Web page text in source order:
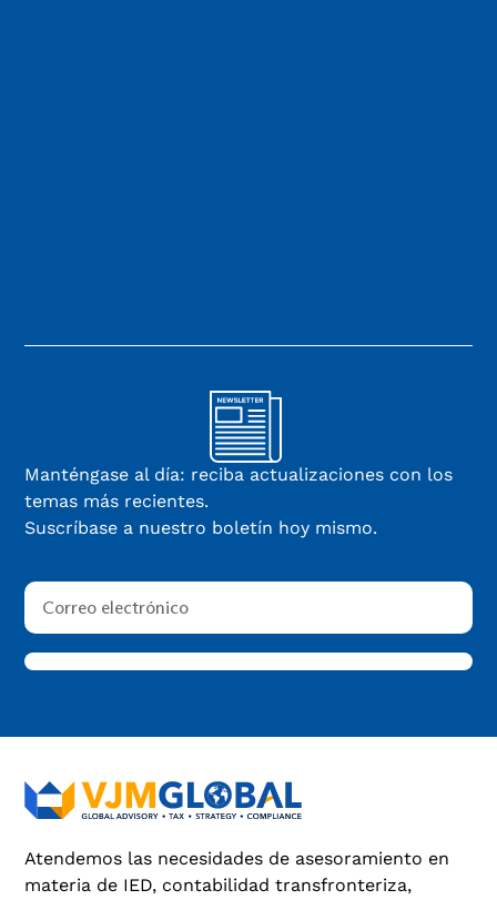
Manténgase al día: reciba actualizaciones con los
temas más recientes.
Suscríbase a nuestro boletín hoy mismo.
Atendemos las necesidades de asesoramiento en
materia de IED, contabilidad transfronteriza,